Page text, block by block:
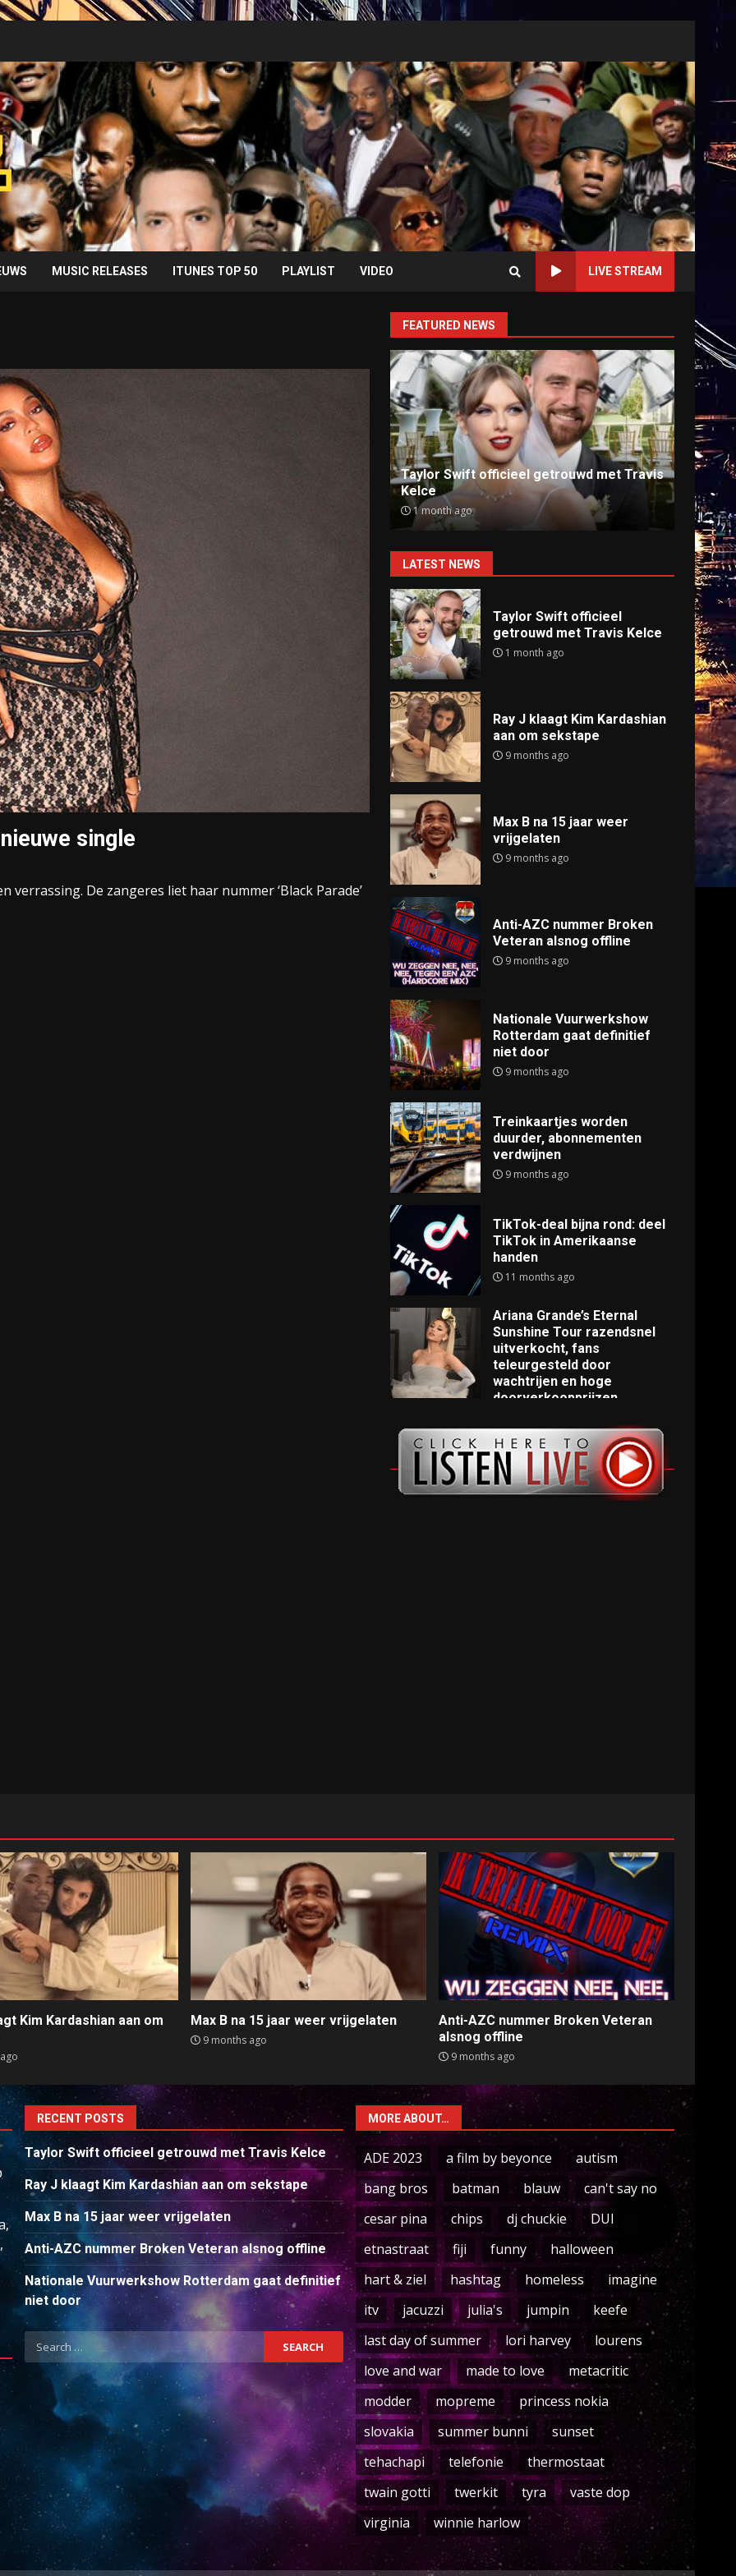
MUSIC RELEASES ITUNES TOP 50 PLAYLIST VIDEO LIVE STREAM
single
De zangeres liet haar nummer ‘Black Parade’
FEATURED NEWS
Kelce
1 month ago
Ray J klaagt Kim Kardashian aan om
sekstape
9 months ago
Anti-
9
LATEST NEWS
Taylor Swift officieel
getrouwd met Travis Kelce
1 month ago
Ray J klaagt Kim Kardashian
aan om sekstape
9 months ago
Max B na 15 jaar weer
vrijgelaten
9 months ago
Anti-AZC nummer Broken
Veteran alsnog offline
9 months ago
Nationale Vuurwerkshow
Rotterdam gaat definitief
niet door
9 months ago
Treinkaartjes worden
duurder, abonnementen
verdwijnen
9 months ago
TikTok-deal bijna rond: deel
TikTok in Amerikaanse
handen
11 months ago
Ariana Grande’s Eternal
Sunshine Tour razendsnel
uitverkocht, fans
teleurgesteld door
wachtrijen en hoge
doorverkoopprijzen
Kim Kardashian aan om
Max B na 15 jaar weer vrijgelaten
9 months ago
Anti-AZC nummer Broken Veteran
alsnog offline
9 months ago
RECENT POSTS
Taylor Swift officieel getrouwd met Travis Kelce
Ray J klaagt Kim Kardashian aan om sekstape
Max B na 15 jaar weer vrijgelaten
Anti-AZC nummer Broken Veteran alsnog offline
Nationale Vuurwerkshow Rotterdam gaat definitief
niet door
Search
for:
MORE ABOUT…
ADE 2023 a film by beyonce
autism
bang bros
batman blauw
can't say no
cesar pina
chips dj chuckie
DUI
etnastraat
fiji funny
halloween
hart & ziel
hashtag homeless
imagine
itv
jacuzzi julia's jumpin
keefe
last day of summer
lori harvey
lourens
love and war
made to love
metacritic
modder
mopreme
princess nokia
slovakia
summer bunni
sunset
tehachapi
telefonie
thermostaat
twain gotti
twerkit tyra
vaste dop
virginia
winnie harlow